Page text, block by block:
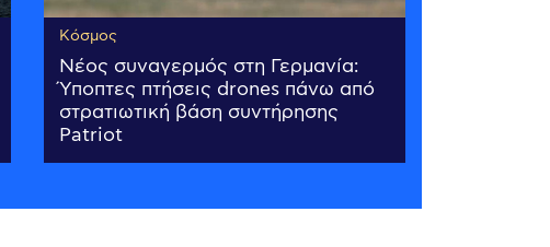
Κόσμος
Νέος συναγερμός στη Γερμανία:
Ύποπτες πτήσεις drones πάνω από
στρατιωτική βάση συντήρησης
Patriot